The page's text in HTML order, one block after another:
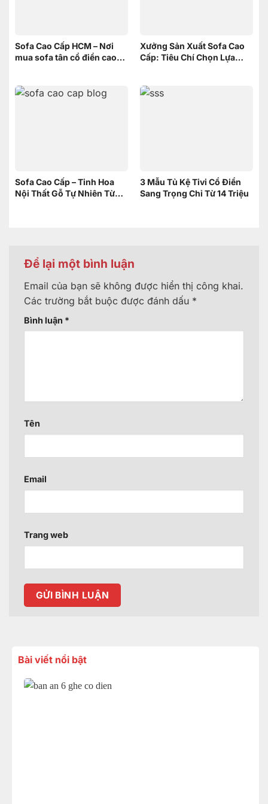
Sofa Cao Cấp HCM – Nơi
mua sofa tân cổ điển cao
Xưởng Sản Xuất Sofa Cao
Cấp: Tiêu Chí Chọn Lựa
Sofa Cao Cấp – Tinh Hoa
Nội Thất Gỗ Tự Nhiên Từ
3 Mẫu Tủ Kệ Tivi Cổ Điển
Sang Trọng Chỉ Từ 14 Triệu
Để lại một bình luận
Email của bạn sẽ không được hiển thị công khai.
Các trường bắt buộc được đánh dấu *
Bình luận *
Tên
Email
Trang web
Bài viết nổi bật